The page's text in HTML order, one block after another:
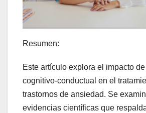
Resumen:
Este artículo explora el impacto
cognitivo-conductual en el
trastornos de ansiedad. Se
evidencias científicas que